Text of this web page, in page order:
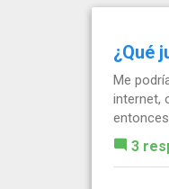
¿Qué
Me
internet,
3